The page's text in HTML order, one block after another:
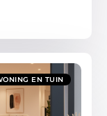
EN TUIN